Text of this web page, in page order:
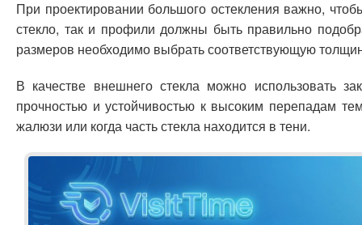
При проектировании большого остекления важно,
стекло, так и профили должны быть правильно
размеров необходимо выбрать соответствующую
В качестве внешнего стекла можно использовать
прочностью и устойчивостью к высоким перепадам
жалюзи или когда часть стекла находится в тени.